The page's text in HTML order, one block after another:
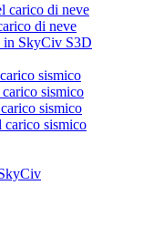
carico di neve
di neve
in SkyCiv S3D
sismico
sismico
sismico
sismico